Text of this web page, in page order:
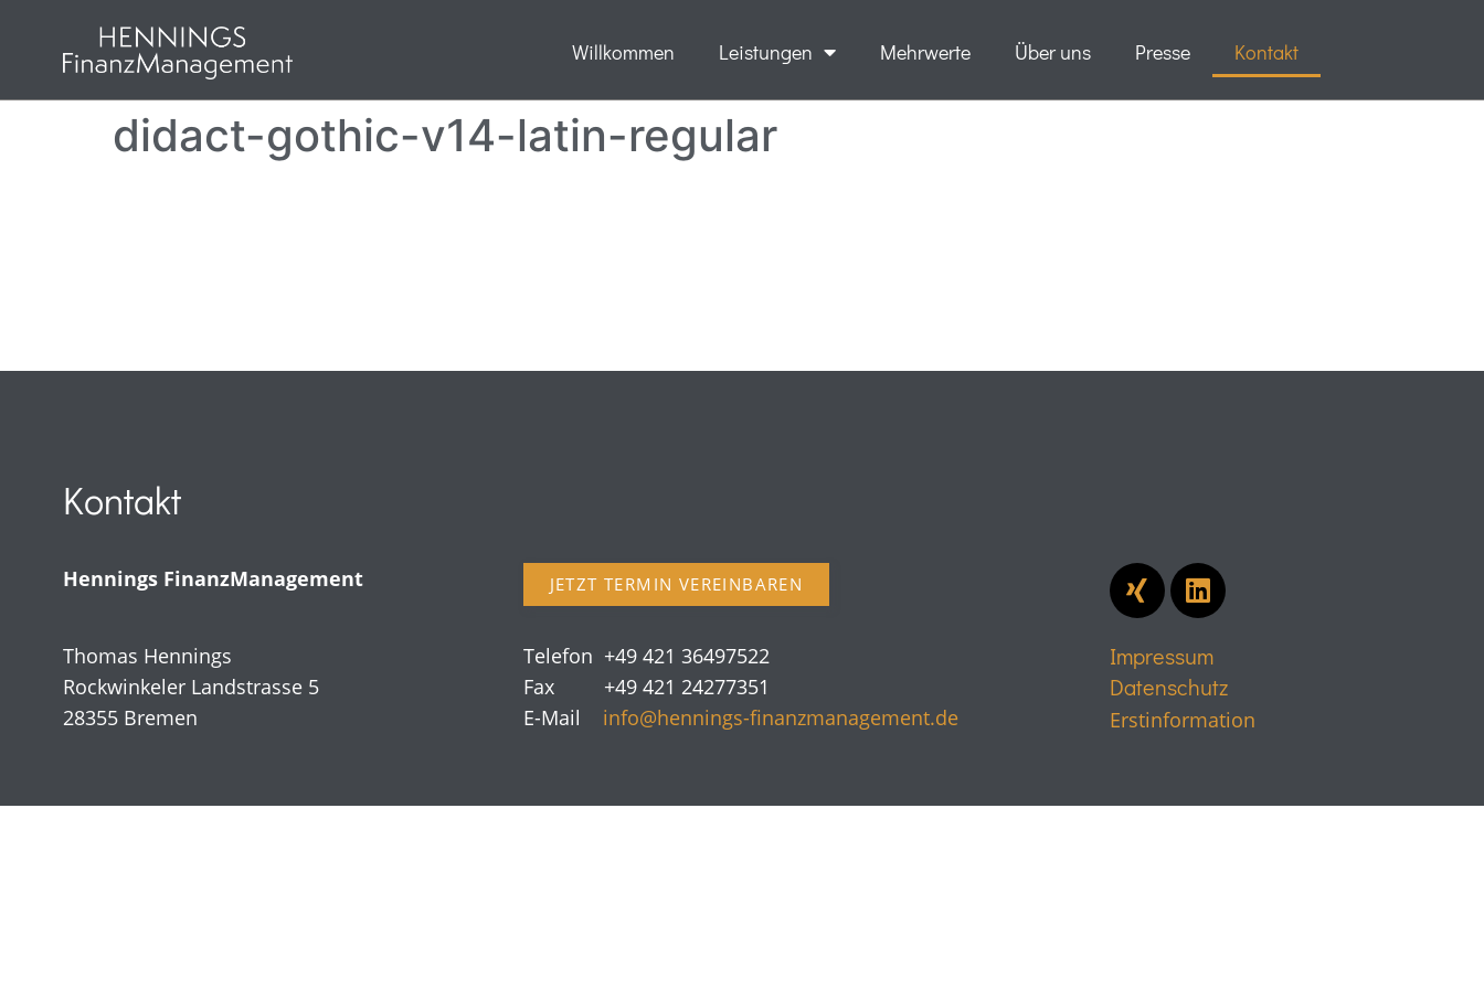
Willkommen Leistungen Mehrwerte Über uns Presse Kontakt
didact-gothic-v14-latin-regular
Kontakt
Hennings FinanzManagement JETZT TERMIN VEREINBAREN
Thomas Hennings
Rockwinkeler Landstrasse 5
28355 Bremen
Telefon +49 421 36497522
Fax +49 421 24277351
E-Mail info@hennings-finanzmanagement.de
Impressum
Datenschutz
Erstinformation